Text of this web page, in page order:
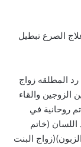
الصرع تبطيل
المطلقه زواج
الزوجين والقاء
روحانية في
اللسان (خاتم
البنت